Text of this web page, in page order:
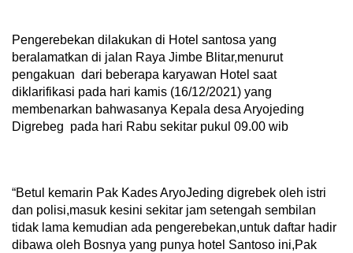
Pengerebekan dilakukan di Hotel santosa yang
beralamatkan di jalan Raya Jimbe Blitar,menurut
pengakuan dari beberapa karyawan Hotel saat
diklarifikasi pada hari kamis (16/12/2021) yang
membenarkan bahwasanya Kepala desa Aryojeding
Digrebeg pada hari Rabu sekitar pukul 09.00 wib
“Betul kemarin Pak Kades AryoJeding digrebek oleh istri
dan polisi,masuk kesini sekitar jam setengah sembilan
tidak lama kemudian ada pengerebekan,untuk daftar hadir
dibawa oleh Bosnya yang punya hotel Santoso ini,Pak